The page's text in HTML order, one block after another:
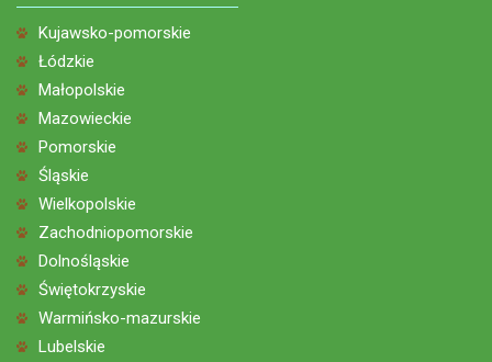
Kujawsko-pomorskie
Łódzkie
Małopolskie
Mazowieckie
Pomorskie
Śląskie
Wielkopolskie
Zachodniopomorskie
Dolnośląskie
Świętokrzyskie
Warmińsko-mazurskie
Lubelskie